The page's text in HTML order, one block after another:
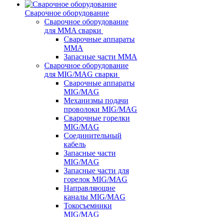
Сварочное оборудование
Сварочное оборудование
для MMA сварки
Сварочные аппараты
MMA
Запасные части MMA
Сварочное оборудование
для MIG/MAG сварки
Сварочные аппараты
MIG/MAG
Механизмы подачи
проволоки MIG/MAG
Сварочные горелки
MIG/MAG
Соединительный
кабель
Запасные части
MIG/MAG
Запасные части для
горелок MIG/MAG
Направляющие
каналы MIG/MAG
Токосъемники
MIG/MAG